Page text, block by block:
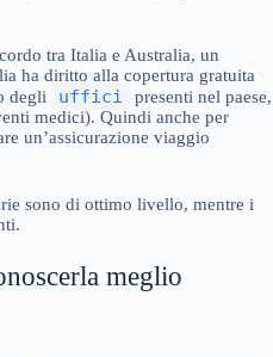
tra Italia e Australia, un
ha diritto alla copertura gratuita
degli
uffici
presenti nel paese,
medici). Quindi anche per
un’assicurazione viaggio
sono di ottimo livello, mentre i
meglio